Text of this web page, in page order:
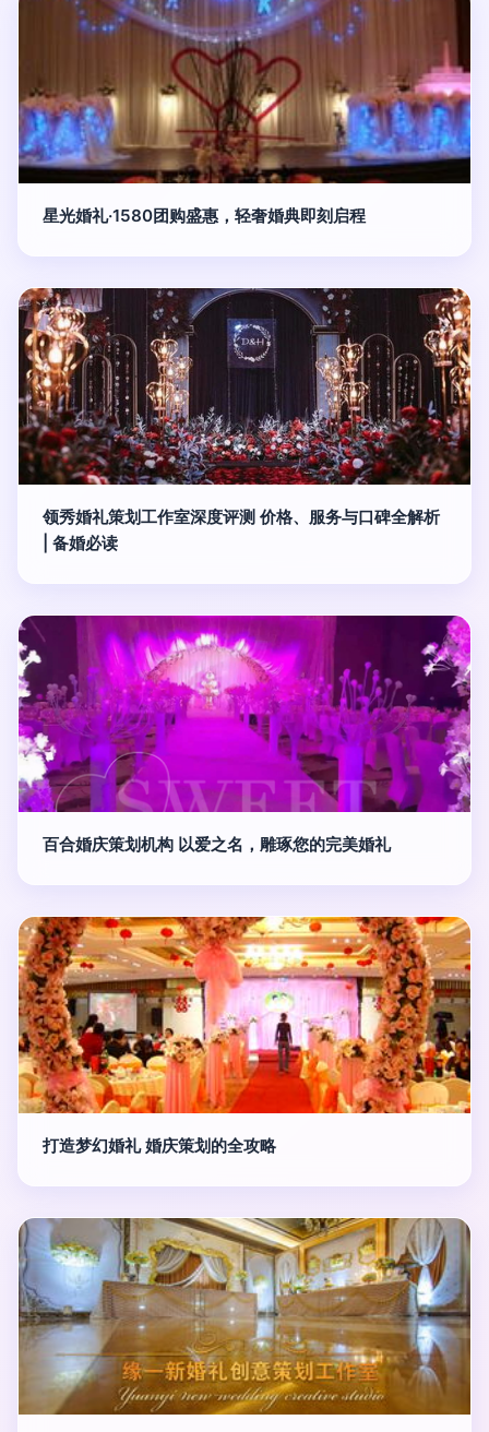
星光婚礼·1580团购盛惠，轻奢婚典即刻启程
领秀婚礼策划工作室深度评测 价格、服务与口碑全解析
| 备婚必读
百合婚庆策划机构 以爱之名，雕琢您的完美婚礼
打造梦幻婚礼 婚庆策划的全攻略